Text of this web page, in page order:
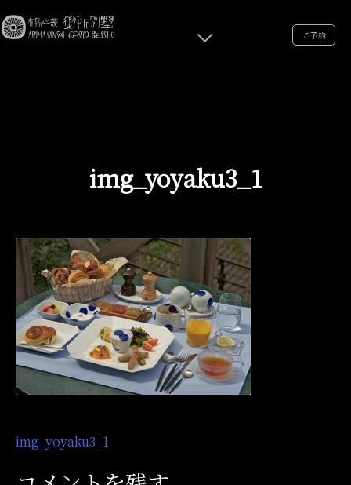
ご予約
img_yoyaku3_1
投
稿
img_yoyaku3_1